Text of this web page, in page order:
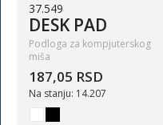
37.549
DESK PAD
Podloga za kompjuterskog
miša
187,05 RSD
Na stanju: 14.207